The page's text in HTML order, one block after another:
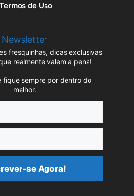
Termos de Uso
Newsletter
fresquinhas, dicas exclusivas
realmente valem a pena!
fique sempre por dentro do
melhor.
se Agora!